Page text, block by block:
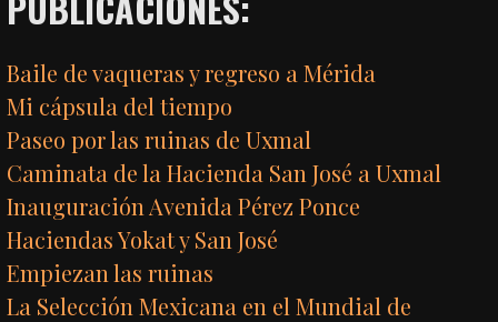
Baile de vaqueras y regreso a Mérida
Mi cápsula del tiempo
Paseo por las ruinas de Uxmal
Caminata de la Hacienda San José a Uxmal
Inauguración Avenida Pérez Ponce
Haciendas Yokat y San José
Empiezan las ruinas
La Selección Mexicana en el Mundial de